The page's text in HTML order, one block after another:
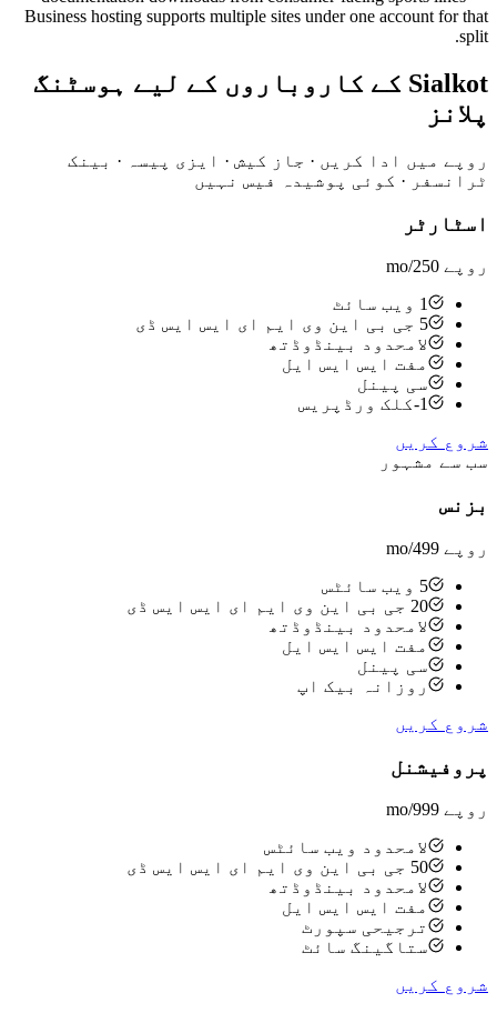
Business hosting supports multiple sites under one account for that
split.
Sialkot کے کاروباروں کے لیے ہوسٹنگ
پلانز
روپے میں ادا کریں · جاز کیش · ایزی پیسہ · بینک
ٹرانسفر · کوئی پوشیدہ فیس نہیں
اسٹارٹر
روپے 250
/mo
1 ویب سائٹ
5 جی بی این وی ایم ای ایس ایس ڈی
لامحدود بینڈوڈتھ
مفت ایس ایس ایل
سی پینل
1-کلک ورڈپریس
شروع کریں
سب سے مشہور
بزنس
روپے 499
/mo
5 ویب سائٹس
20 جی بی این وی ایم ای ایس ایس ڈی
لامحدود بینڈوڈتھ
مفت ایس ایس ایل
سی پینل
روزانہ بیک اپ
شروع کریں
پروفیشنل
روپے 999
/mo
لامحدود ویب سائٹس
50 جی بی این وی ایم ای ایس ایس ڈی
لامحدود بینڈوڈتھ
مفت ایس ایس ایل
ترجیحی سپورٹ
ستاگینگ سائٹ
شروع کریں